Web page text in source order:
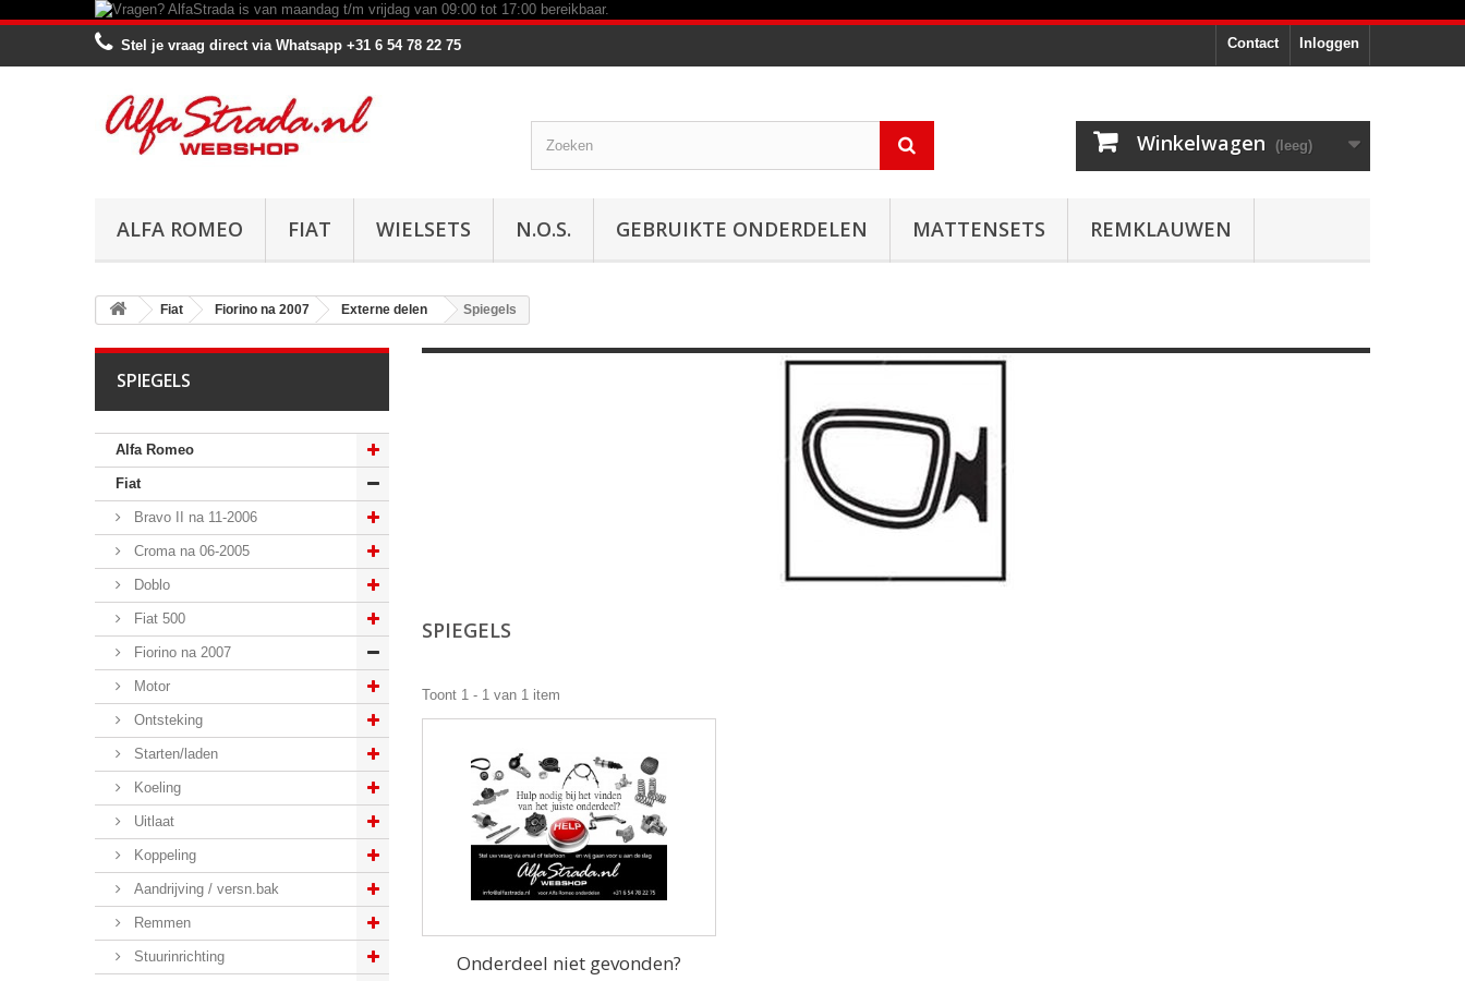
Inloggen
Contact
Stel je vraag direct via Whatsapp +31 6 54 78 22 75
Winkelwagen (leeg)
ALFA ROMEO FIAT WIELSETS N.O.S. GEBRUIKTE ONDERDELEN MATTENSETS REMKLAUWEN
Fiat Fiorino na 2007 Externe delen Spiegels
SPIEGELS
Alfa Romeo
Fiat
Bravo II na 11-2006
Croma na 06-2005
Doblo
Fiat 500
Fiorino na 2007
Motor
Ontsteking
Starten/laden
Koeling
Uitlaat
Koppeling
Aandrijving / versn.bak
Remmen
Stuurinrichting
SPIEGELS
Toont 1 - 1 van 1 item
Onderdeel niet gevonden?